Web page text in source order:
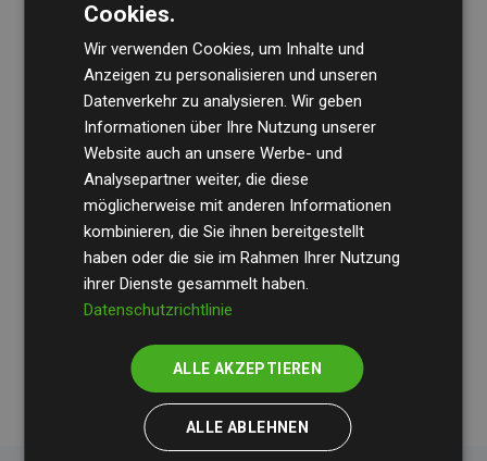
Die Wirtschaftsprüfungsgesellschaft
regelmäßig unsere Berechnungen und Methodik, um
Transparenz und Verlässlichkeit sicherzustellen.
Ihre Prüfungen belegen, dass unsere Investitionen in
Klimaschutzprojekte im Durchschnitt
200 % der
geschätzten CO₂-Emissionen
messbare Klimawirkung unseres Ansatzes.
Cookies.
Wir verwenden Cookies, um Inhalte und
Anzeigen zu personalisieren und unseren
Datenverkehr zu analysieren. Wir geben
Informationen über Ihre Nutzung unserer
Website auch an unsere Werbe- und
Analysepartner weiter, die diese
möglicherweise mit anderen Informationen
kombinieren, die Sie ihnen bereitgestellt
haben oder die sie im Rahmen Ihrer Nutzung
ihrer Dienste gesammelt haben.
Datenschutzrichtlinie
ALLE AKZEPTIEREN
ALLE ABLEHNEN